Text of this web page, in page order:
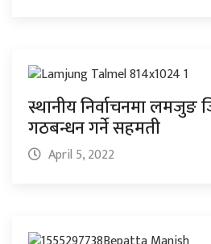
स्थानीय निर्वाचनमा लमजुङ
गठबन्धन गर्ने सहमती
April 5, 2022